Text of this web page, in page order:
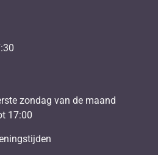
zondag van de maand
17:00